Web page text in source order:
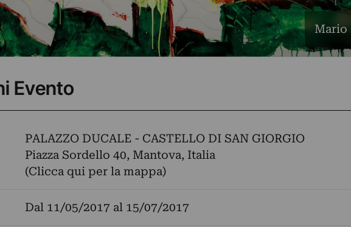
Mario
Evento
PALAZZO DUCALE - CASTELLO DI SAN GIORGIO
Piazza Sordello 40, Mantova, Italia
(Clicca qui per la mappa)
Dal 11/05/2017 al 15/07/2017